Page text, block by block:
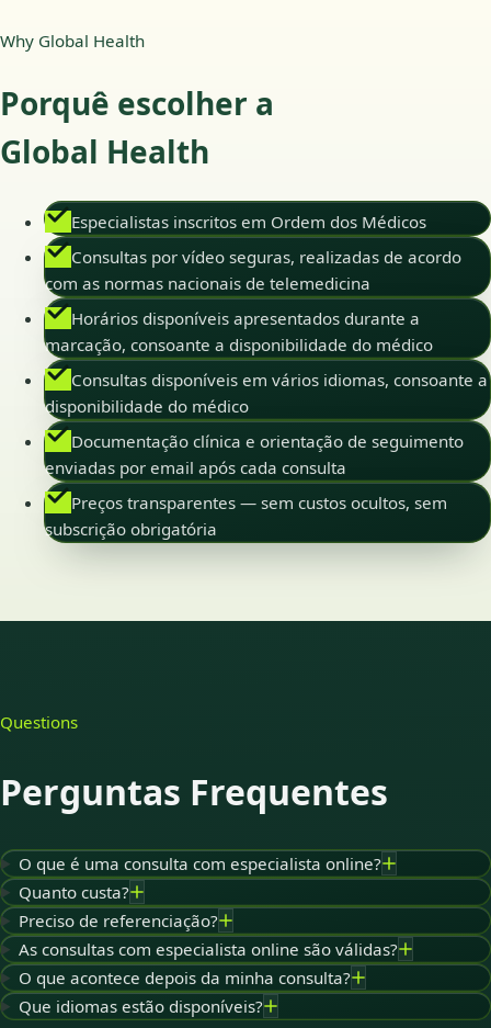
Why Global Health
Porquê escolher a
Global Health
Especialistas inscritos em Ordem dos Médicos
Consultas por vídeo seguras, realizadas de acordo
com as normas nacionais de telemedicina
Horários disponíveis apresentados durante a
marcação, consoante a disponibilidade do médico
Consultas disponíveis em vários idiomas, consoante a
disponibilidade do médico
Documentação clínica e orientação de seguimento
enviadas por email após cada consulta
Preços transparentes — sem custos ocultos, sem
subscrição obrigatória
Questions
Perguntas Frequentes
O que é uma consulta com especialista online?
Quanto custa?
Preciso de referenciação?
As consultas com especialista online são válidas?
O que acontece depois da minha consulta?
Que idiomas estão disponíveis?